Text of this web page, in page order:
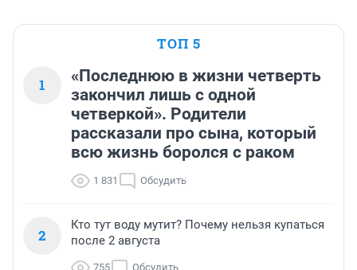
ТОП 5
1
«Последнюю в жизни четверть
закончил лишь с одной
четверкой». Родители
рассказали про сына, который
всю жизнь боролся с раком
1 831 Обсудить
2
Кто тут воду мутит? Почему нельзя купаться
после 2 августа
755 Обсудить